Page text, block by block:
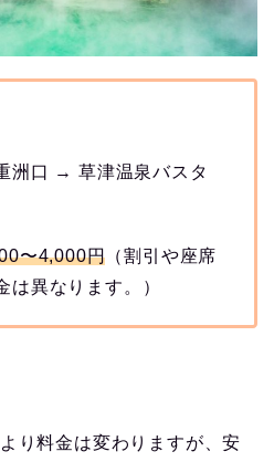
洲口 → 草津温泉バスタ
〜4,000円 （割引や座席
は異なります。）
り料金は変わりますが、安